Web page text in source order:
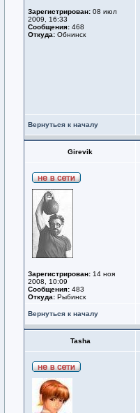
Зарегистрирован: 08 июл
2009, 16:33
Сообщения: 468
Откуда: Обнинск
Вернуться к началу
Girevik
Зарегистрирован: 14 ноя
2008, 10:09
Сообщения: 483
Откуда: Рыбинск
Вернуться к началу
Tasha